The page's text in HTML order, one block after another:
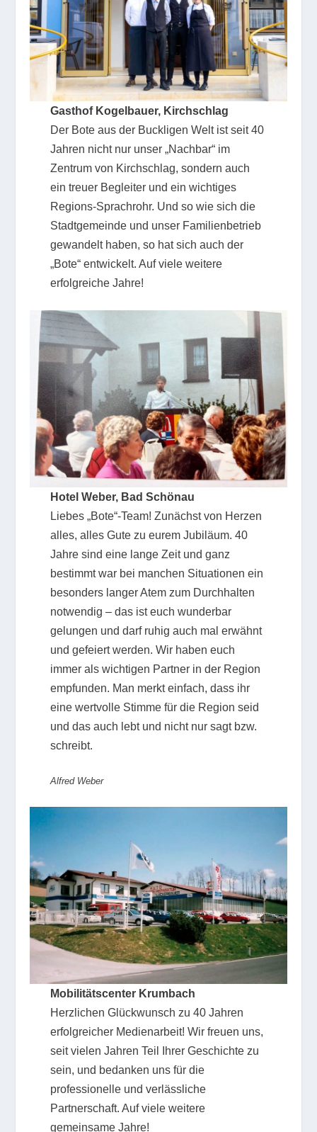
Gasthof Kogelbauer, Kirchschlag
Der Bote aus der Buckligen Welt ist seit 40
Jahren nicht nur unser „Nachbar“ im
Zentrum von Kirchschlag, sondern auch
ein treuer Begleiter und ein wichtiges
Regions-Sprachrohr. Und so wie sich die
Stadtgemeinde und unser Familienbetrieb
gewandelt haben, so hat sich auch der
„Bote“ entwickelt. Auf viele weitere
erfolgreiche Jahre!
Hotel Weber, Bad Schönau
Liebes „Bote“-Team! Zunächst von Herzen
alles, alles Gute zu eurem Jubiläum. 40
Jahre sind eine lange Zeit und ganz
bestimmt war bei manchen Situationen ein
besonders langer Atem zum Durchhalten
notwendig – das ist euch wunderbar
gelungen und darf ruhig auch mal erwähnt
und gefeiert werden. Wir haben euch
immer als wichtigen Partner in der Region
empfunden. Man merkt einfach, dass ihr
eine wertvolle Stimme für die Region seid
und das auch lebt und nicht nur sagt bzw.
schreibt.
Alfred Weber
Mobilitätscenter Krumbach
Herzlichen Glückwunsch zu 40 Jahren
erfolgreicher Medienarbeit! Wir freuen uns,
seit vielen Jahren Teil Ihrer Geschichte zu
sein, und bedanken uns für die
professionelle und verlässliche
Partnerschaft. Auf viele weitere
gemeinsame Jahre!